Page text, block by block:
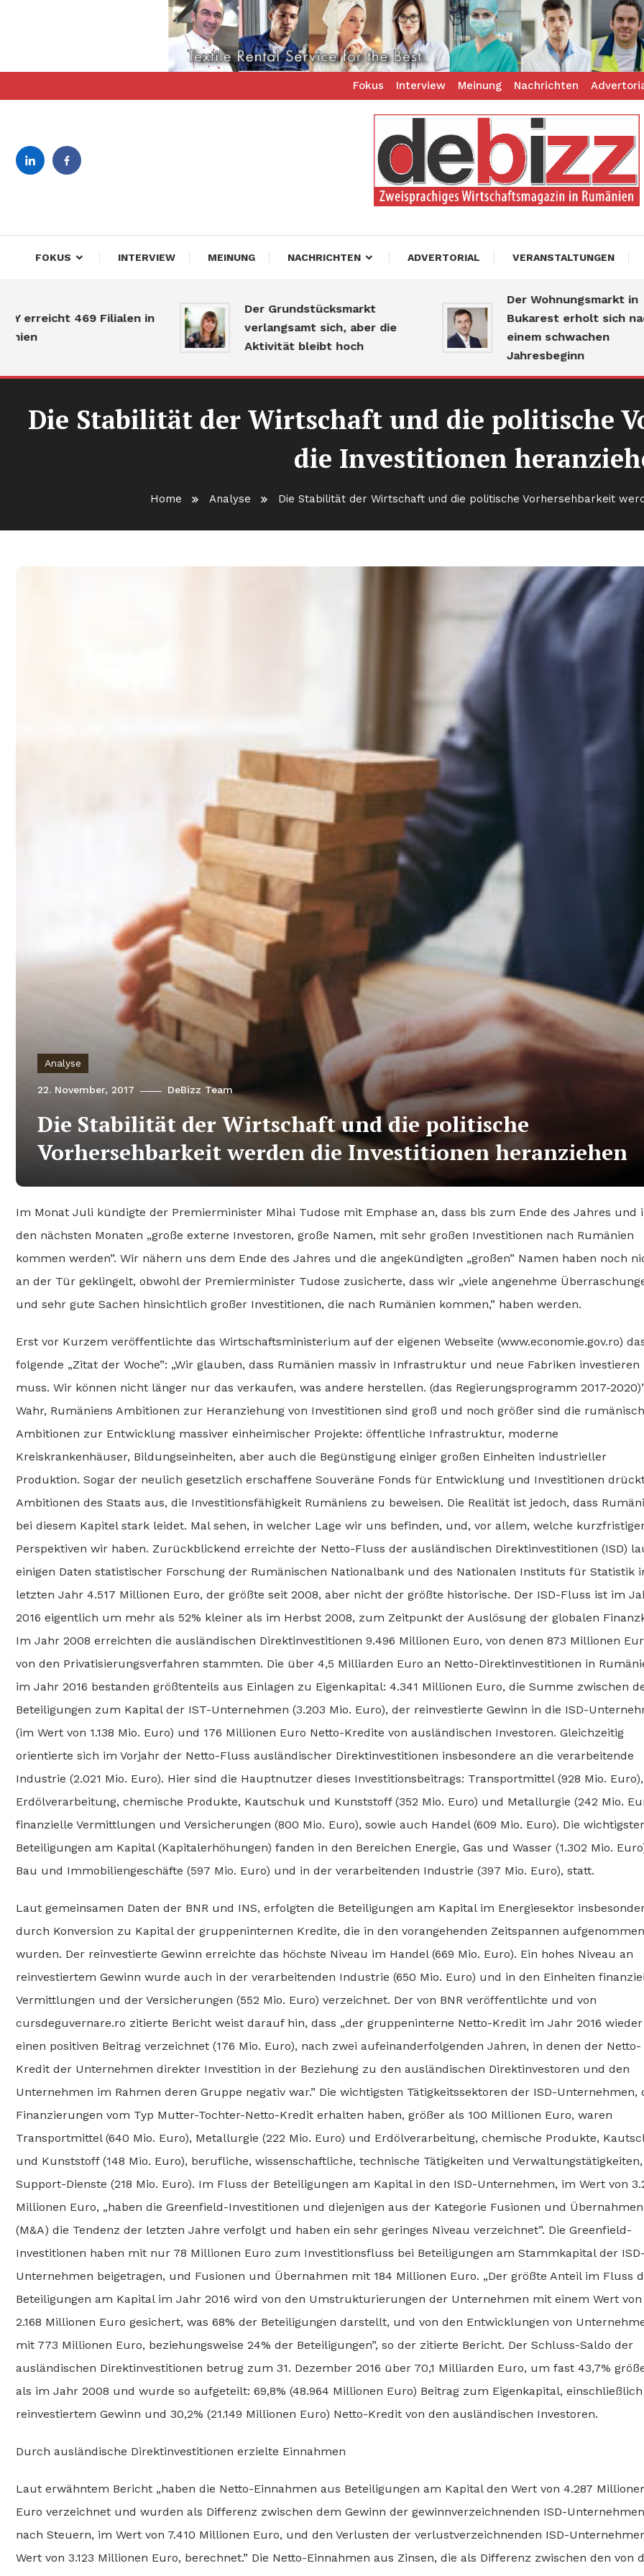
To
Fokus Interview Meinung Nachrichten
DeBizz
FOKUS INTERVIEW MEINUNG NACHRICHTEN ADVERTORIAL VERANSTALTUNGEN
469 Filialen in
Der Grundstücksmarkt
verlangsamt sich, aber die
Aktivität bleibt hoch
Der Wohnungsmarkt in
Bukarest erholt sich nach
einem schwachen
Jahresbeginn
Die Stabilität der Wirtschaft und die politische
die Investitionen
Home Analyse Die Stabilität der Wirtschaft und die politische Vorhersehbarkeit
Analyse
22. November, 2017 DeBizz Team
Die Stabilität der Wirtschaft und die politische
Vorhersehbarkeit werden die Investitionen heranziehen
Im Monat Juli kündigte der Premierminister Mihai Tudose mit Emphase an, dass bis zum Ende des Jahres und
den nächsten Monaten „große externe Investoren, große Namen, mit sehr großen Investitionen nach Rumänien
kommen werden”. Wir nähern uns dem Ende des Jahres und die angekündigten „großen” Namen haben noch
an der Tür geklingelt, obwohl der Premierminister Tudose zusicherte, dass wir „viele angenehme
und sehr gute Sachen hinsichtlich großer Investitionen, die nach Rumänien kommen,” haben werden.
Erst vor Kurzem veröffentlichte das Wirtschaftsministerium auf der eigenen Webseite (www.economie.gov.ro)
folgende „Zitat der Woche”: „Wir glauben, dass Rumänien massiv in Infrastruktur und neue Fabriken investieren
muss. Wir können nicht länger nur das verkaufen, was andere herstellen. (das Regierungsprogramm 2017-
Wahr, Rumäniens Ambitionen zur Heranziehung von Investitionen sind groß und noch größer sind die
Ambitionen zur Entwicklung massiver einheimischer Projekte: öffentliche Infrastruktur, moderne
Kreiskrankenhäuser, Bildungseinheiten, aber auch die Begünstigung einiger großen Einheiten industrieller
Produktion. Sogar der neulich gesetzlich erschaffene Souveräne Fonds für Entwicklung und Investitionen
Ambitionen des Staats aus, die Investitionsfähigkeit Rumäniens zu beweisen. Die Realität ist jedoch, dass
bei diesem Kapitel stark leidet. Mal sehen, in welcher Lage wir uns befinden, und, vor allem, welche
Perspektiven wir haben. Zurückblickend erreichte der Netto-Fluss der ausländischen Direktinvestitionen (ISD)
einigen Daten statistischer Forschung der Rumänischen Nationalbank und des Nationalen Instituts für Statistik
letzten Jahr 4.517 Millionen Euro, der größte seit 2008, aber nicht der größte historische. Der ISD-Fluss ist im
2016 eigentlich um mehr als 52% kleiner als im Herbst 2008, zum Zeitpunkt der Auslösung der globalen
Im Jahr 2008 erreichten die ausländischen Direktinvestitionen 9.496 Millionen Euro, von denen 873 Millionen
von den Privatisierungsverfahren stammten. Die über 4,5 Milliarden Euro an Netto-Direktinvestitionen in
im Jahr 2016 bestanden größtenteils aus Einlagen zu Eigenkapital: 4.341 Millionen Euro, die Summe zwischen
Beteiligungen zum Kapital der IST-Unternehmen (3.203 Mio. Euro), der reinvestierte Gewinn in die ISD-
(im Wert von 1.138 Mio. Euro) und 176 Millionen Euro Netto-Kredite von ausländischen Investoren. Gleichzeitig
orientierte sich im Vorjahr der Netto-Fluss ausländischer Direktinvestitionen insbesondere an die verarbeitende
Industrie (2.021 Mio. Euro). Hier sind die Hauptnutzer dieses Investitionsbeitrags: Transportmittel (928 Mio. Euro),
Erdölverarbeitung, chemische Produkte, Kautschuk und Kunststoff (352 Mio. Euro) und Metallurgie (242 Mio.
finanzielle Vermittlungen und Versicherungen (800 Mio. Euro), sowie auch Handel (609 Mio. Euro). Die
Beteiligungen am Kapital (Kapitalerhöhungen) fanden in den Bereichen Energie, Gas und Wasser (1.302 Mio.
Bau und Immobiliengeschäfte (597 Mio. Euro) und in der verarbeitenden Industrie (397 Mio. Euro), statt.
Laut gemeinsamen Daten der BNR und INS, erfolgten die Beteiligungen am Kapital im Energiesektor
durch Konversion zu Kapital der gruppeninternen Kredite, die in den vorangehenden Zeitspannen aufgenommen
wurden. Der reinvestierte Gewinn erreichte das höchste Niveau im Handel (669 Mio. Euro). Ein hohes Niveau an
reinvestiertem Gewinn wurde auch in der verarbeitenden Industrie (650 Mio. Euro) und in den Einheiten
Vermittlungen und der Versicherungen (552 Mio. Euro) verzeichnet. Der von BNR veröffentlichte und von
cursdeguvernare.ro zitierte Bericht weist darauf hin, dass „der gruppeninterne Netto-Kredit im Jahr 2016 wieder
einen positiven Beitrag verzeichnet (176 Mio. Euro), nach zwei aufeinanderfolgenden Jahren, in denen der Netto-
Kredit der Unternehmen direkter Investition in der Beziehung zu den ausländischen Direktinvestoren und den
Unternehmen im Rahmen deren Gruppe negativ war.” Die wichtigsten Tätigkeitssektoren der ISD-Unternehmen,
Finanzierungen vom Typ Mutter-Tochter-Netto-Kredit erhalten haben, größer als 100 Millionen Euro, waren
Transportmittel (640 Mio. Euro), Metallurgie (222 Mio. Euro) und Erdölverarbeitung, chemische Produkte,
und Kunststoff (148 Mio. Euro), berufliche, wissenschaftliche, technische Tätigkeiten und
Support-Dienste (218 Mio. Euro). Im Fluss der Beteiligungen am Kapital in den ISD-Unternehmen, im Wert von
Millionen Euro, „haben die Greenfield-Investitionen und diejenigen aus der Kategorie Fusionen und Übernahmen
(M&A) die Tendenz der letzten Jahre verfolgt und haben ein sehr geringes Niveau verzeichnet”. Die Greenfield-
Investitionen haben mit nur 78 Millionen Euro zum Investitionsfluss bei Beteiligungen am Stammkapital der ISD-
Unternehmen beigetragen, und Fusionen und Übernahmen mit 184 Millionen Euro. „Der größte Anteil im Fluss
Beteiligungen am Kapital im Jahr 2016 wird von den Umstrukturierungen der Unternehmen mit einem Wert von
2.168 Millionen Euro gesichert, was 68% der Beteiligungen darstellt, und von den Entwicklungen von
mit 773 Millionen Euro, beziehungsweise 24% der Beteiligungen”, so der zitierte Bericht. Der Schluss-Saldo der
ausländischen Direktinvestitionen betrug zum 31. Dezember 2016 über 70,1 Milliarden Euro, um fast 43,7%
als im Jahr 2008 und wurde so aufgeteilt: 69,8% (48.964 Millionen Euro) Beitrag zum Eigenkapital, einschließlich
reinvestiertem Gewinn und 30,2% (21.149 Millionen Euro) Netto-Kredit von den ausländischen Investoren.
Durch ausländische Direktinvestitionen erzielte Einnahmen
Laut erwähntem Bericht „haben die Netto-Einnahmen aus Beteiligungen am Kapital den Wert von 4.287
Euro verzeichnet und wurden als Differenz zwischen dem Gewinn der gewinnverzeichnenden ISD-Unternehmen
nach Steuern, im Wert von 7.410 Millionen Euro, und den Verlusten der verlustverzeichnenden ISD-
Wert von 3.123 Millionen Euro, berechnet.” Die Netto-Einnahmen aus Zinsen, die als Differenz zwischen den von